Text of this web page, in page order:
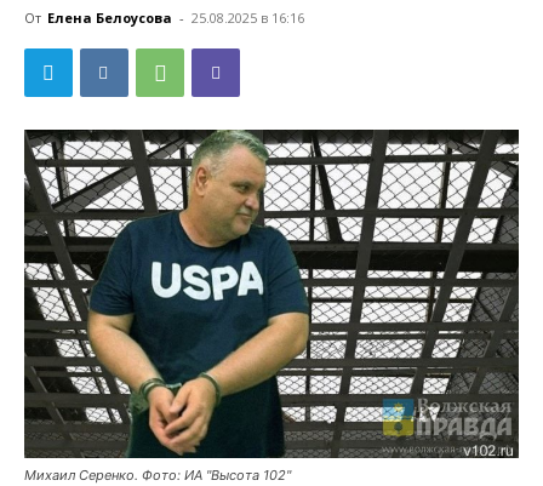
От Елена Белоусова - 25.08.2025 в 16:16
Михаил Серенко. Фото: ИА "Высота 102"